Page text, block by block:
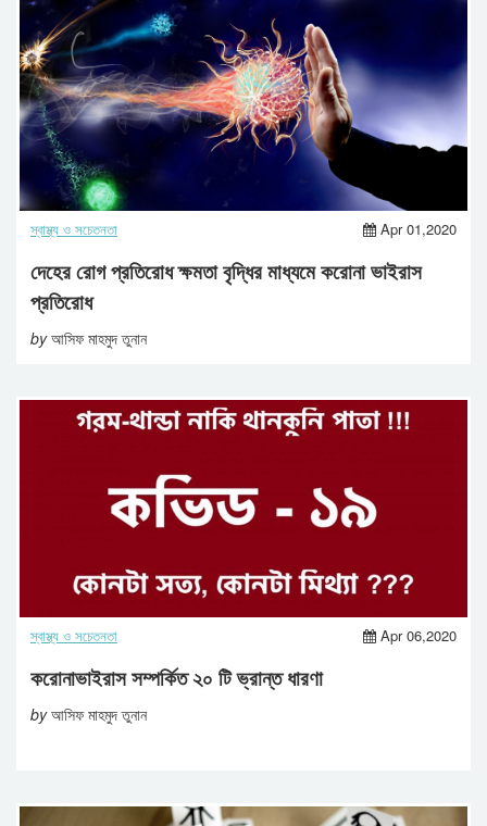
স্বাস্থ্য ও সচেতনতা Apr 01,2020
দেহের রোগ প্রতিরোধ ক্ষমতা বৃদ্ধির মাধ্যমে করোনা ভাইরাস
প্রতিরোধ
byআসিফ মাহমুদ তুনান
স্বাস্থ্য ও সচেতনতা Apr 06,2020
করোনাভাইরাস সম্পর্কিত ২০ টি ভ্রান্ত ধারণা
byআসিফ মাহমুদ তুনান